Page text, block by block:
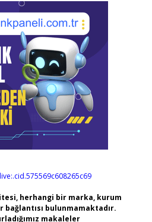
herhangi bir marka, kurum
bulunmamaktadır.
makaleler